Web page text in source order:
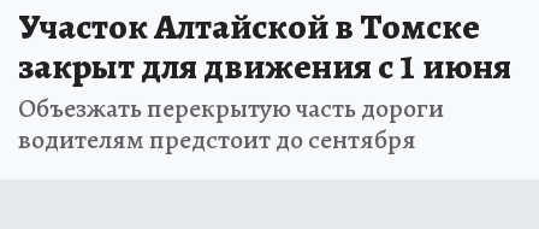
Участок Алтайской в Томске
закрыт для движения с 1 июня
Объезжать перекрытую часть дороги
водителям предстоит до сентября